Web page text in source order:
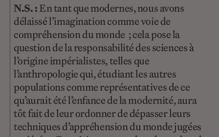
N.S. :En tant que modernes, nous avons
délaissé l’imagination comme voie de
compréhension du monde ; cela pose la
question de la responsabilité des sciences à
l’origine impérialistes, telles que
l’anthropologie qui, étudiant les autres
populations comme représentatives de ce
qu’aurait été l’enfance de la modernité, aura
tôt fait de leur ordonner de dépasser leurs
techniques d’appréhension du monde jugées